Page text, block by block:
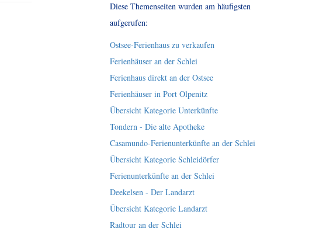
Diese Themenseiten wurden am häufigsten
aufgerufen:
Ostsee-Ferienhaus zu verkaufen
Ferienhäuser an der Schlei
Ferienhaus direkt an der Ostsee
Ferienhäuser in Port Olpenitz
Übersicht Kategorie Unterkünfte
Tondern - Die alte Apotheke
Casamundo-Ferienunterkünfte an der Schlei
Übersicht Kategorie Schleidörfer
Ferienunterkünfte an der Schlei
Deekelsen - Der Landarzt
Übersicht Kategorie Landarzt
Radtour an der Schlei